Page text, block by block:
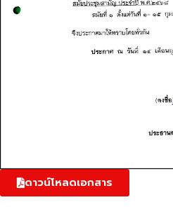
ดาวน์โหลดเอกสาร